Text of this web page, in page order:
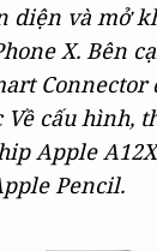
diện và mở
X. Bên
Về cấu hình,
Apple
Pencil.